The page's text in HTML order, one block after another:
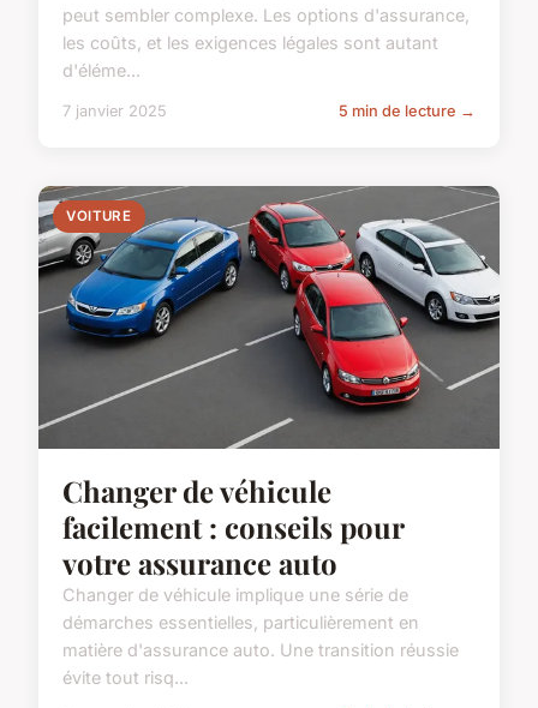
peut sembler complexe. Les options d'assurance,
les coûts, et les exigences légales sont autant
d'éléme...
7 janvier 2025 5 min de lecture →
VOITURE
Changer de véhicule
facilement : conseils pour
votre assurance auto
Changer de véhicule implique une série de
démarches essentielles, particulièrement en
matière d'assurance auto. Une transition réussie
évite tout risq...